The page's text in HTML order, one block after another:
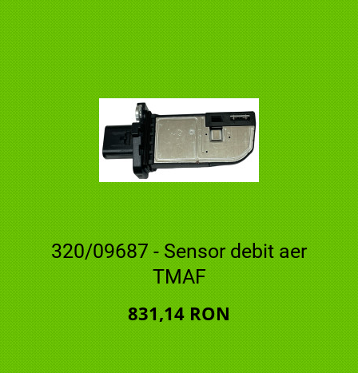
320/09687 - Sensor debit aer
TMAF
831,14 RON